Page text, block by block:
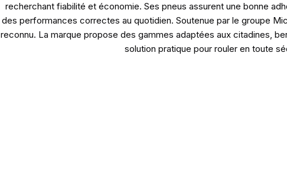
recherchant fiabilité et économie. Ses pneus assurent une bonne
des performances correctes au quotidien. Soutenue par le groupe
reconnu. La marque propose des gammes adaptées aux citadines,
solution pratique pour rouler en toute